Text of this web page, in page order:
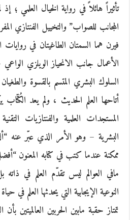
تأثيراً هائلاً في رواية الخيال العلمي ؛
المجانب للصواب” والتخييل الفنتازي
فيرن هما السمتان الطاغيتان في
الأعمال جانب الانحياز الويلزي
السلوك البشري المتسم بالقسوة
أتاحها العلم الحديث ، ولم يعد
المستجدات العلمية والفنتازيات
البشرية – وهو الأمر الذي عبّر عنه
ممكنة عندما كتب في كتابه المعنون
مافي العوالم ليس تقدّم العلم في ذاته
النوعية الإيجابية التي يحدثها العلم في
تمتاز حقبة مابين الحربين العالميتين